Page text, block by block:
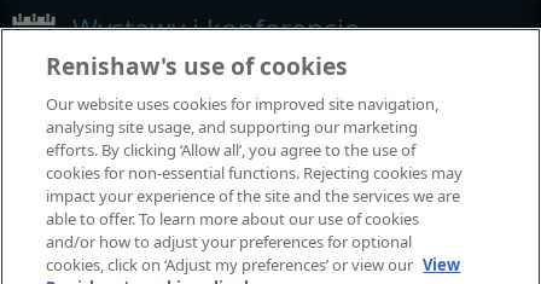
Wystawy i konferencje
Renishaw's use of cookies
Our website uses cookies for improved site navigation,
analysing site usage, and supporting our marketing
efforts. By clicking ‘Allow all’, you agree to the use of
cookies for non-essential functions. Rejecting cookies may
impact your experience of the site and the services we are
able to offer. To learn more about our use of cookies
and/or how to adjust your preferences for optional
cookies, click on ‘Adjust my preferences’ or view our View